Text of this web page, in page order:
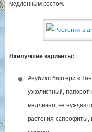
медленным ростом.
Наилучшие варианты:
Анубиас бартери
узколистный,
медленно, не
растения-сапрофиты,